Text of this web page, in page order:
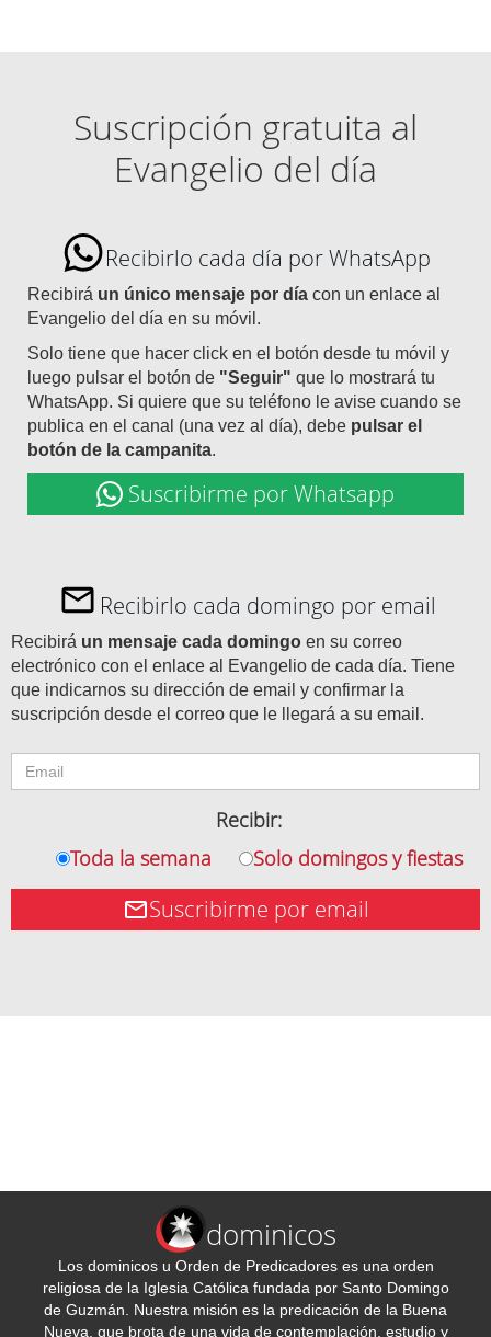
Suscripción gratuita al
Evangelio del día
Recibirlo cada día por WhatsApp
Recibirá un único mensaje por día con un enlace al
Evangelio del día en su móvil.
Solo tiene que hacer click en el botón desde tu móvil y
luego pulsar el botón de "Seguir" que lo mostrará tu
WhatsApp. Si quiere que su teléfono le avise cuando se
publica en el canal (una vez al día), debe pulsar el
botón de la campanita.
Suscribirme por Whatsapp
Recibirlo cada domingo por email
Recibirá un mensaje cada domingo en su correo
electrónico con el enlace al Evangelio de cada día. Tiene
que indicarnos su dirección de email y confirmar la
suscripción desde el correo que le llegará a su email.
Recibir:
Toda la semana
Solo domingos y fiestas
Suscribirme por email
dominicos
Los dominicos u Orden de Predicadores es una orden
religiosa de la Iglesia Católica fundada por Santo Domingo
de Guzmán. Nuestra misión es la predicación de la Buena
Nueva, que brota de una vida de contemplación, estudio y